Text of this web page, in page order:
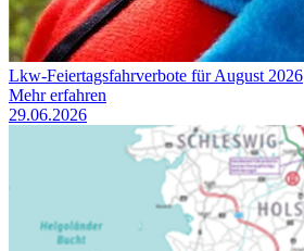
Lkw-Feiertagsfahrverbote für August 2026
Mehr erfahren
29.06.2026